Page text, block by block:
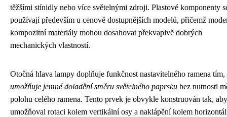
těžšími stínidly nebo více světelnými zdroji. Plastové komponenty
používají především u cenově dostupnějších modelů, přičemž
kompozitní materiály mohou dosahovat překvapivě dobrých
mechanických vlastností.
Otočná hlava lampy doplňuje funkčnost nastavitelného ramena tím,
umožňuje jemné doladění směru světelného paprsku bez nutnosti
polohu celého ramena. Tento prvek je obvykle konstruován tak, aby
umožňoval rotaci kolem vertikální osy a naklápění kolem